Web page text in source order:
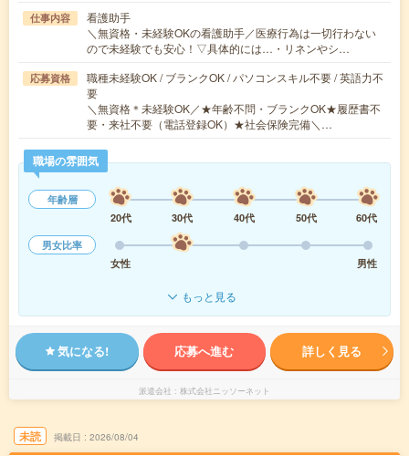
仕事内容
看護助手
＼無資格・未経験OKの看護助手／医療行為は一切行わない
ので未経験でも安心！▽具体的には…・リネンやシ…
応募資格
職種未経験OK / ブランクOK / パソコンスキル不要 / 英語力不
要
＼無資格＊未経験OK／★年齢不問・ブランクOK★履歴書不
要・来社不要（電話登録OK）★社会保険完備＼…
職場の雰囲気
年齢層
20代
30代 40代 50代
60代
男女比率
女性
男性
もっと見る
気になる! 応募へ進む 詳しく見る
派遣会社 株式会社ニッソーネット
未読 掲載日 2026/08/04